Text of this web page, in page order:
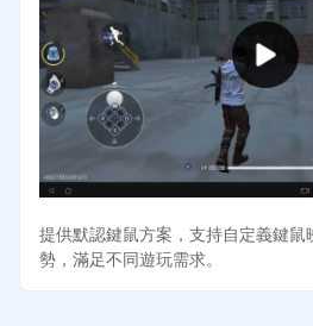
提供默認鍵鼠方案，支持自定義鍵
勢，滿足不同遊玩需求。